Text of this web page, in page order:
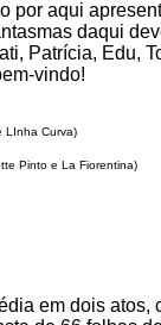
por aqui
daqui
Patrícia, Edu,
vindo!
LInha Curva)
Pinto e La Fiorentina)
em dois atos,